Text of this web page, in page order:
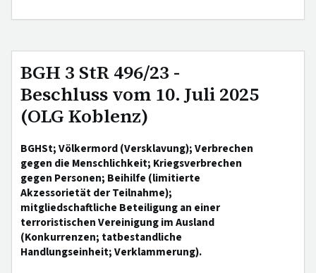
BGH 3 StR 496/23 -
Beschluss vom 10. Juli 2025
(OLG Koblenz)
BGHSt; Völkermord (Versklavung); Verbrechen
gegen die Menschlichkeit; Kriegsverbrechen
gegen Personen; Beihilfe (limitierte
Akzessorietät der Teilnahme);
mitgliedschaftliche Beteiligung an einer
terroristischen Vereinigung im Ausland
(Konkurrenzen; tatbestandliche
Handlungseinheit; Verklammerung).